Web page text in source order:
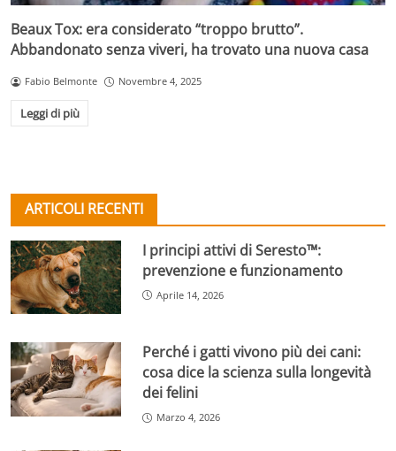
Beaux Tox: era considerato “troppo brutto”.
Abbandonato senza viveri, ha trovato una nuova casa
Fabio Belmonte Novembre 4, 2025
Leggi di più
ARTICOLI RECENTI
I principi attivi di Seresto™:
prevenzione e funzionamento
Aprile 14, 2026
Perché i gatti vivono più dei cani:
cosa dice la scienza sulla longevità
dei felini
Marzo 4, 2026